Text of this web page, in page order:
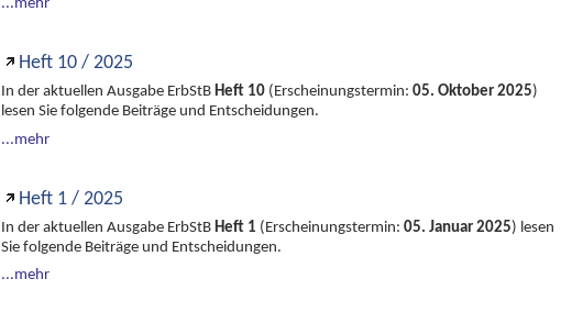
...mehr
Heft 10 / 2025
In der aktuellen Ausgabe ErbStB Heft 10 (Erscheinungstermin: 05. Oktober 2025)
lesen Sie folgende Beiträge und Entscheidungen.
...mehr
Heft 1 / 2025
In der aktuellen Ausgabe ErbStB Heft 1 (Erscheinungstermin: 05. Januar 2025) lesen
Sie folgende Beiträge und Entscheidungen.
...mehr